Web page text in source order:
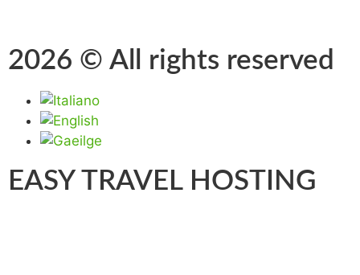
2026 © All rights reserved
EASY TRAVEL HOSTING